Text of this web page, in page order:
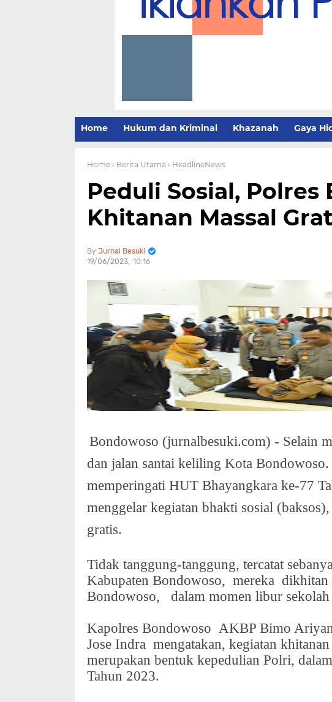
Home Hukum dan Kriminal Khazanah Gaya
Home › Berita Utama › HeadlineNews
Peduli Sosial, Polres
Khitanan Massal
Jurnal Besuki
19/06/2023 10:16
Bondowoso (jurnalbesuki.com) - Selain
dan jalan santai keliling Kota
memperingati HUT Bhayangkara ke-77
menggelar kegiatan bhakti sosial
gratis.
Tidak tanggung-tanggung, tercatat
Kabupaten Bondowoso, mereka dikhitan
Bondowoso,
dalam momen libur
Kapolres Bondowoso AKBP Bimo
Jose Indra mengatakan, kegiatan
merupakan bentuk kepedulian Polri,
Tahun 2023.